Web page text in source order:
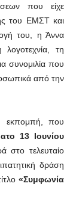
που είχε
του ΕΜΣΤ και
του, η Άννα
λογοτεχνία, τη
συνομιλία που
από την
εκπομπή, που
13 Ιουνίου
στο τελευταίο
δράση
«Συμφωνία